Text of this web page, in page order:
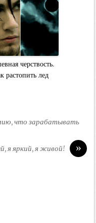
черствость.
растопить лед
что зарабатывать
»
я яркий, я живой!